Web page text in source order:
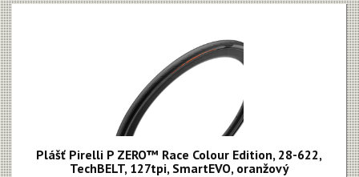
Plášť Pirelli P ZERO™ Race Colour Edition, 28-622,
TechBELT, 127tpi, SmartEVO, oranžový